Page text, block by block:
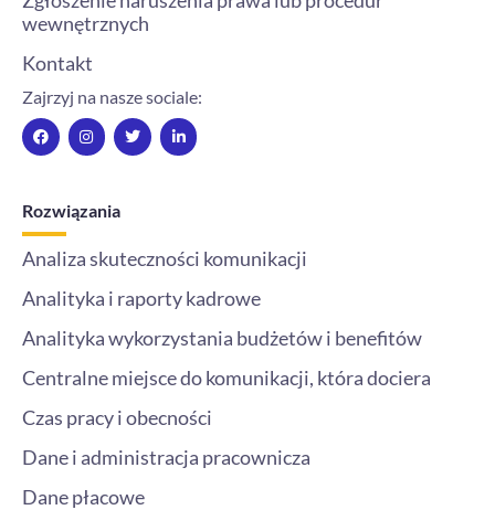
wewnętrznych
Kontakt
Zajrzyj na nasze sociale:
F
a
c
o
k
I
n
s
r
T
w
i
L
i
n
-
i
Rozwiązania
Analiza skuteczności komunikacji
Analityka i raporty kadrowe
Analityka wykorzystania budżetów i benefitów
Centralne miejsce do komunikacji, która dociera
Czas pracy i obecności
Dane i administracja pracownicza
Dane płacowe